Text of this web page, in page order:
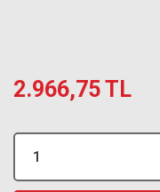
2.966,75 TL